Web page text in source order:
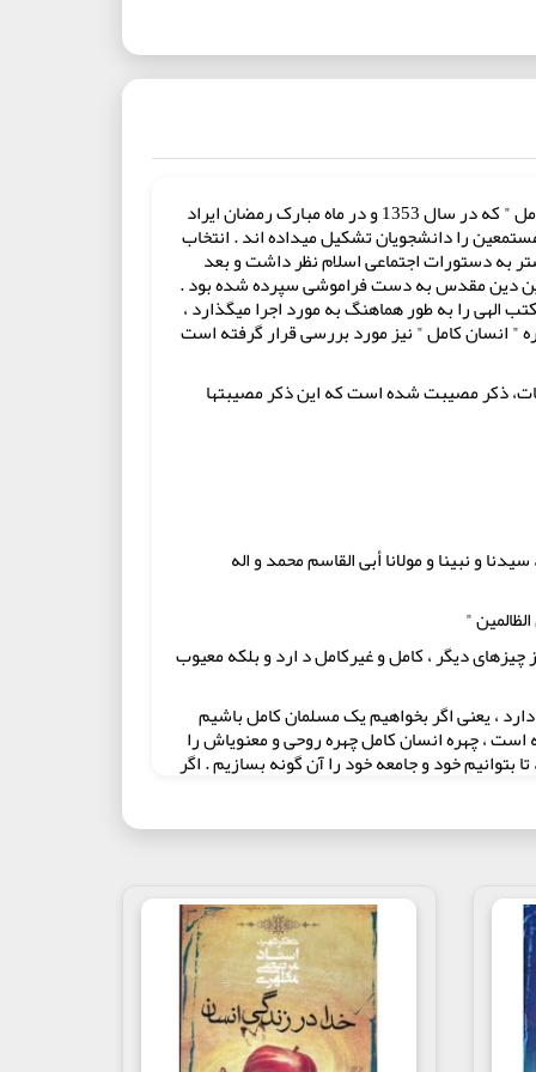
کتاب حاضر مجموعه‏ای است مشتمل بر تنظیم شده سیزده جلسه سخنرانی متفکر شهید استاد مرتضی مطهری تحت عنوان " انسان کامل " که در سال 1353 و در ماه مبارک رمضان ایراد
را دانشجویان تشکیل می‏داده ‏اند . انتخاب
به دستورات اجتماعی اسلام‏ نظر داشت و بعد
این دین‏ مقدس به دست فراموشی سپرده شده بود .
را به طور هماهنگ به مورد اجرا می‏گذارد ،
" انسان کامل " نیز مورد بررسی قرار گرفته است
ذکر مصیبت‏ شده است که این ذکر مصیبتها
و نبینا و مولانا أبی القاسم محمد و اله
"
دیگر ، کامل و غیرکامل د ارد و بلکه معیوب
، یعنی اگر بخواهیم یک مسلمان کامل‏ باشیم
است‏ ، چهره انسان کامل چهره روحی و معنوی‏اش را
خود و جامعه خود را آن گونه بسازیم . اگر
خطوطی برای سیمای انسان کامل کشیده‏اند . از
که مطمئن هستیم آنها آنچنان که اسلام و
و ذهنی نیست که هیچوقت در خارج وجود پیدا
کامل اسلام‏ است ، اما شناخت علی (ع) ، نه